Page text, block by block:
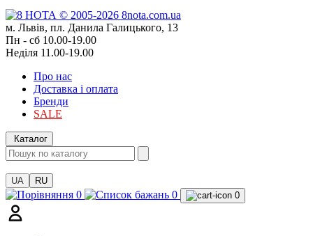
м. Львів, пл. Данила Галицького, 13
Пн - сб 10.00-19.00
Неділя 11.00-19.00
Про нас
Доставка і оплата
Бренди
SALE
Каталог
UA RU
0 0 0